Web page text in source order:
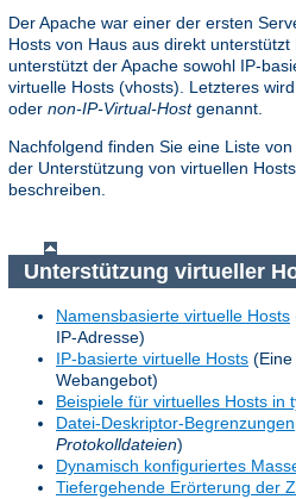
Der Apache war einer der ersten
Hosts von Haus aus direkt unterstützt
unterstützt der Apache sowohl IP-
virtuelle Hosts (vhosts). Letzteres
oder non-IP-Virtual-Hostgenannt.
Nachfolgend finden Sie eine Liste
der Unterstützung von virtuellen
beschreiben.
Unterstützung virtueller
Namensbasierte virtuelle Hosts
IP-Adresse)
IP-basierte virtuelle Hosts
Webangebot)
Beispiele für virtuelles Hosts in
Datei-Deskriptor-Begrenzungen
Protokolldateien)
Dynamisch konfiguriertes
Tiefergehende Erörterung der